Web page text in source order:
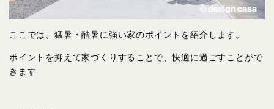
ここでは、猛暑・酷暑に強い家のポイントを紹介します。
ポイントを抑えて家づくりすることで、快適に過ごすことがで
きます